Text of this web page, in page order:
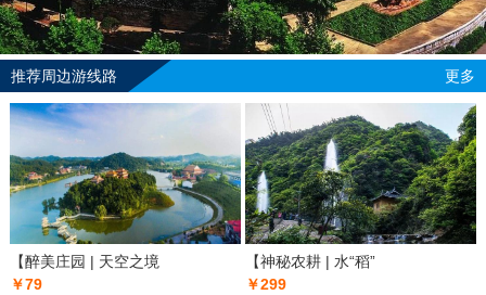
推荐周边游线路 更多
【醉美庄园 | 天空之境
￥79
【神秘农耕 | 水“稻”
￥299